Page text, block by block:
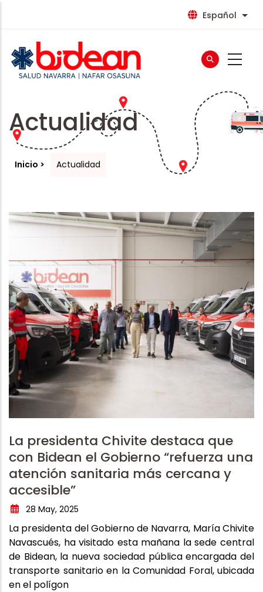
principal
Español
Actualidad
Inicio Actualidad
La presidenta Chivite destaca que
con Bidean el Gobierno “refuerza una
atención sanitaria más cercana y
accesible”
28 May, 2025
La presidenta del Gobierno de Navarra, María Chivite
Navascués, ha visitado esta mañana la sede central
de Bidean, la nueva sociedad pública encargada del
transporte sanitario en la Comunidad Foral, ubicada
en el polígon